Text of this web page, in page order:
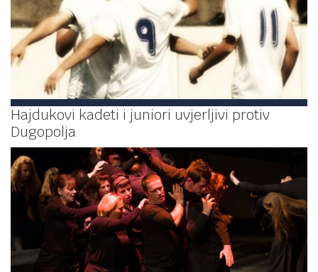
Hajdukovi kadeti i juniori uvjerljivi protiv
Dugopolja